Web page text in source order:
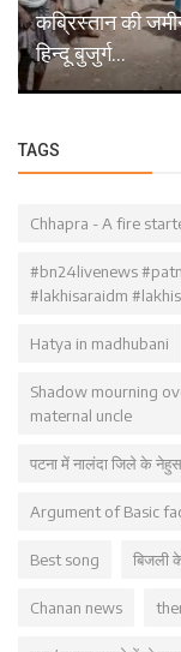
कब्रिस्तान की
हिन्दू बुजुर्ग...
TAGS
Chhapra - A fire
#bn24livenews
#lakhisaraidm
Hatya in madhubani
Shadow mourning
maternal uncle
पटना में नालंदा जिले के
Argument of Basic
Best song बिजली
Chanan news